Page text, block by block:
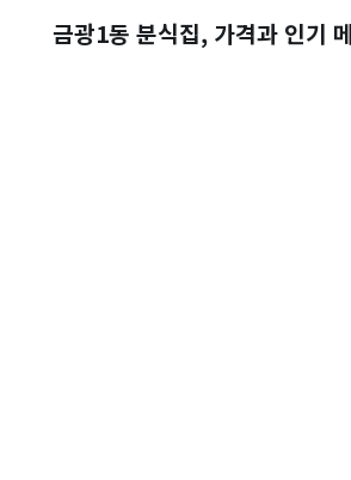
금광1동 분식집, 가격과 인기